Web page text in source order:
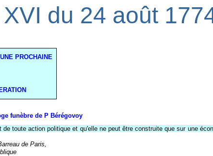
du 24 août
PROCHAINE
funèbre de P Bérégovoy
toute action politique et qu'elle ne peut être construite que sur une
de Paris,